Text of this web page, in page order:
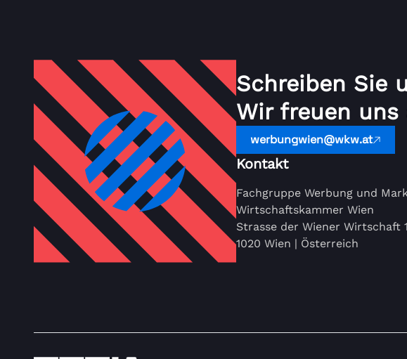
Schreiben Sie
Wir freuen
werbungwien@wkw.at
Kontakt
Fachgruppe Werbung und
Wirtschaftskammer Wien
Strasse der Wiener Wirtschaft 1
1020 Wien | Österreich